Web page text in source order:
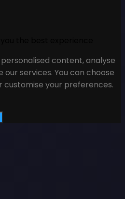
content, analyse
services. You can choose
your preferences.